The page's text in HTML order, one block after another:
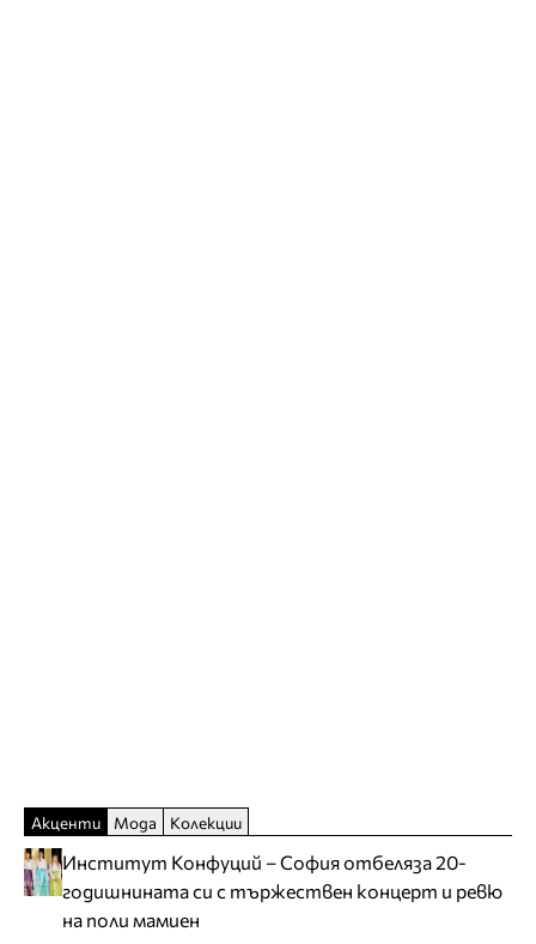
Акценти Мода Колекции
Институт Конфуций – София отбеляза 20-
годишнината си с тържествен концерт и ревю
на поли мамиен